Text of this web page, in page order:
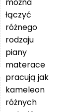
łączyć
różnego
rodzaju
piany
materace
pracują jak
kameleon
różnych